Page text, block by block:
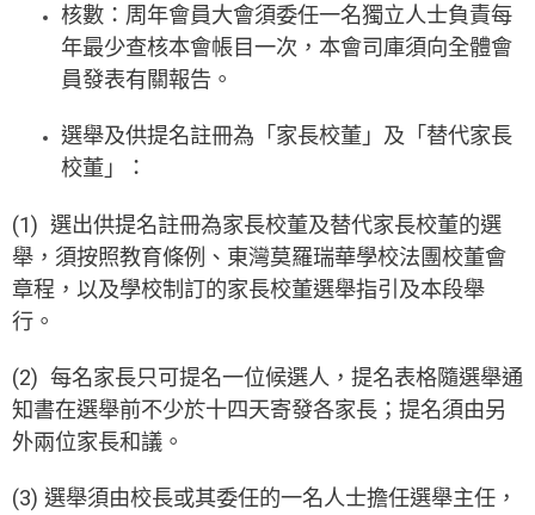
核數：周年會員大會須委任一名獨立人士負責每
年最少查核本會帳目一次，本會司庫須向全體會
員發表有關報告。
選舉及供提名註冊為「家長校董」及「替代家長
校董」：
(1) 選出供提名註冊為家長校董及替代家長校董的選
舉，須按照教育條例、東灣莫羅瑞華學校法團校董會
章程，以及學校制訂的家長校董選舉指引及本段舉
行。
(2) 每名家長只可提名一位候選人，提名表格隨選舉通
知書在選舉前不少於十四天寄發各家長；提名須由另
外兩位家長和議。
(3) 選舉須由校長或其委任的一名人士擔任選舉主任，